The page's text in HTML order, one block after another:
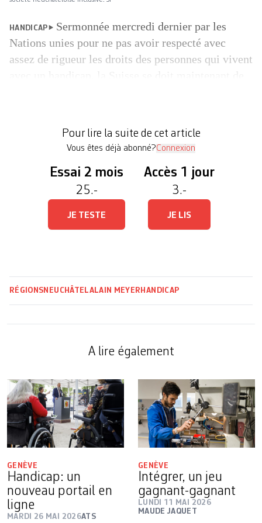
HANDICAP
Sermonnée mercredi dernier par les
Nations unies pour ne pas avoir respecté avec
assez de rigueur les droits des personnes qui vivent
Pour lire la suite de cet article
Vous êtes déjà abonné?Connexion
Essai 2 mois
25.-
JE TESTE
Accès 1 jour
3.-
JE LIS
RÉGIONS NEUCHÂTELALAIN MEYER HANDICAP
A lire également
GENÈVE
Handicap: un
nouveau portail en
ligne
MARDI 26 MAI 2026ATS
GENÈVE
Intégrer, un jeu
gagnant-gagnant
LUNDI 11 MAI 2026
MAUDE JAQUET